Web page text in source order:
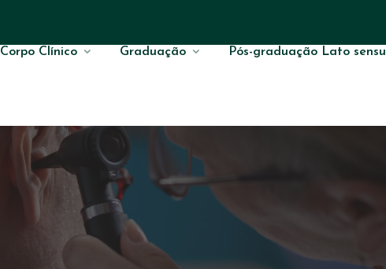
Corpo Clínico Graduação Pós-graduação Lato sensu